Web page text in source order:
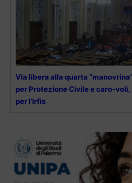
Via libera alla quarta
per Protezione Civile e caro-
per l’Irfis